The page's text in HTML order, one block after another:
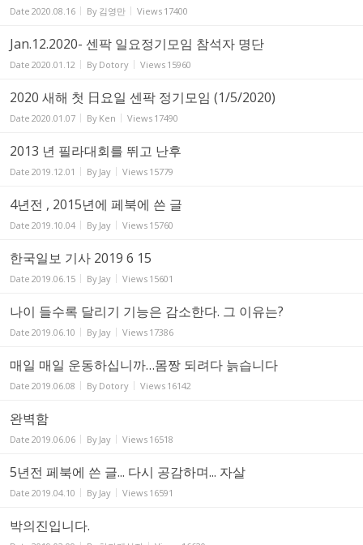
Date 2020.08.16 By 김영만 Views 17400
Jan.12.2020- 센팍 일요정기모임 참석자 명단
Date 2020.01.12 By Dotory Views 15960
2020 새해 첫 日요일 센팍 정기모임 (1/5/2020)
Date 2020.01.07 By Ken Views 17490
2013 년 필라대회를 뛰고 난후
Date 2019.12.01 By Jay Views 15779
4년전 , 2015년에 페북에 쓴 글
Date 2019.10.04 By Jay Views 15760
한국일보 기사 2019 6 15
Date 2019.06.15 By Jay Views 15601
나이 들수록 달리기 기능은 감소한다. 그 이유는?
Date 2019.06.10 By Jay Views 17386
매일 매일 운동하십니까…몸짱 되려다 늙습니다
Date 2019.06.08 By Dotory Views 16142
완벽함
Date 2019.06.06 By Jay Views 16518
5년전 페북에 쓴 글... 다시 공감하며... 자살
Date 2019.04.10 By Jay Views 16591
박의진입니다.